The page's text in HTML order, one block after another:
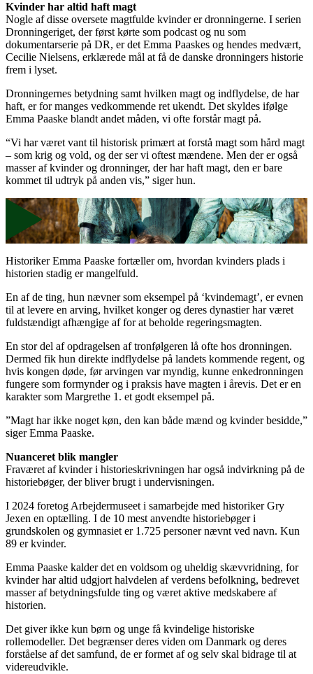
Kvinder har altid haft magt
Nogle af disse oversete magtfulde kvinder er dronningerne. I serien
Dronningeriget, der først kørte som podcast og nu som
dokumentarserie på DR, er det Emma Paaskes og hendes medvært,
Cecilie Nielsens, erklærede mål at få de danske dronningers historie
frem i lyset.
Dronningernes betydning samt hvilken magt og indflydelse, de har
haft, er for manges vedkommende ret ukendt. Det skyldes ifølge
Emma Paaske blandt andet måden, vi ofte forstår magt på.
“Vi har været vant til historisk primært at forstå magt som hård magt
– som krig og vold, og der ser vi oftest mændene. Men der er også
masser af kvinder og dronninger, der har haft magt, den er bare
kommet til udtryk på anden vis,” siger hun.
Historiker Emma Paaske fortæller om, hvordan kvinders plads i
historien stadig er mangelfuld.
En af de ting, hun nævner som eksempel på ‘kvindemagt’, er evnen
til at levere en arving, hvilket konger og deres dynastier har været
fuldstændigt afhængige af for at beholde regeringsmagten.
En stor del af opdragelsen af tronfølgeren lå ofte hos dronningen.
Dermed fik hun direkte indflydelse på landets kommende regent, og
hvis kongen døde, før arvingen var myndig, kunne enkedronningen
fungere som formynder og i praksis have magten i årevis. Det er en
karakter som Margrethe 1. et godt eksempel på.
”Magt har ikke noget køn, den kan både mænd og kvinder besidde,”
siger Emma Paaske.
Nuanceret blik mangler
Fraværet af kvinder i historieskrivningen har også indvirkning på de
historiebøger, der bliver brugt i undervisningen.
I 2024 foretog Arbejdermuseet i samarbejde med historiker Gry
Jexen en optælling. I de 10 mest anvendte historiebøger i
grundskolen og gymnasiet er 1.725 personer nævnt ved navn. Kun
89 er kvinder.
Emma Paaske kalder det en voldsom og uheldig skævvridning, for
kvinder har altid udgjort halvdelen af verdens befolkning, bedrevet
masser af betydningsfulde ting og været aktive medskabere af
historien.
Det giver ikke kun børn og unge få kvindelige historiske
rollemodeller. Det begrænser deres viden om Danmark og deres
forståelse af det samfund, de er formet af og selv skal bidrage til at
videreudvikle.